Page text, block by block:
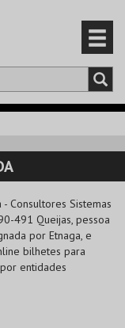
- Consultores Sistemas
491 Queijas, pessoa
por Etnaga, e
bilhetes para
entidades